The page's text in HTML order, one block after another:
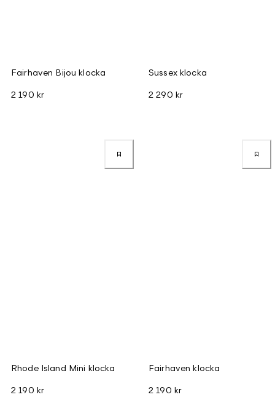
Fairhaven Bijou klocka
2 190 kr
Sussex klocka
2 290 kr
Rhode Island Mini klocka
2 190 kr
Fairhaven klocka
2 190 kr